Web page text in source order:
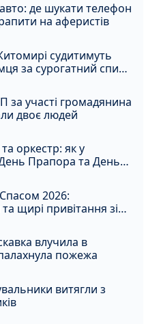
де шукати телефон
на аферистів
судитимуть
за сурогатний спирт
участі громадянина
двоє людей
оркестр: як у
Прапора та День
2026:
щирі привітання зі
влучила в
пожежа
витягли з